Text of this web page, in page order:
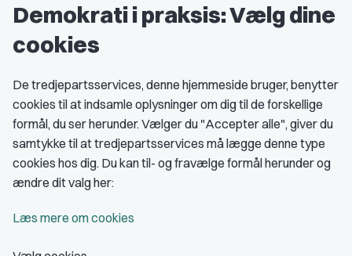
Grupper og kredse
Studenterorganisationer
Medlemskab
Fordele som medlem
Kontingent
Demokrati i praksis: Vælg dine
cookies
De tredjepartsservices, denne hjemmeside bruger, benytter
cookies til at indsamle oplysninger om dig til de forskellige
formål, du ser herunder. Vælger du "Accepter alle", giver du
samtykke til at tredjepartsservices må lægge denne type
cookies hos dig. Du kan til- og fravælge formål herunder og
ændre dit valg her:
Læs mere om cookies